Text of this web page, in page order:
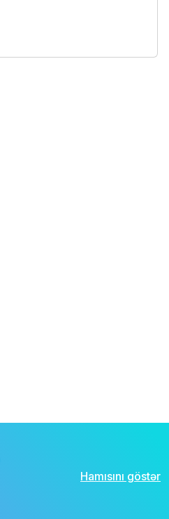
Hamısını göstər